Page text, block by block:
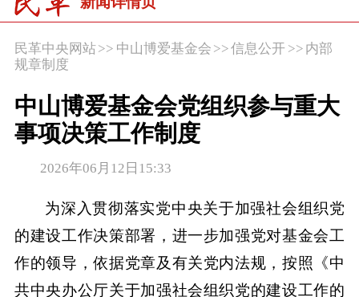
民革中央网站>> 中山博爱基金会 >>信息公开 >> 内部
规章制度
中山博爱基金会党组织参与重大
事项决策工作制度
2026年06月12日15:33
为深入贯彻落实党中央关于加强社会组织党
的建设工作决策部署，进一步加强党对基金会工
作的领导，依据党章及有关党内法规，按照《中
共中央办公厅关于加强社会组织党的建设工作的